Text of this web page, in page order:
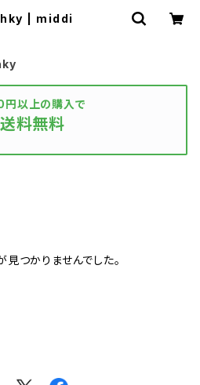
| middi
以上の購入で
料無料
つかりませんでした。